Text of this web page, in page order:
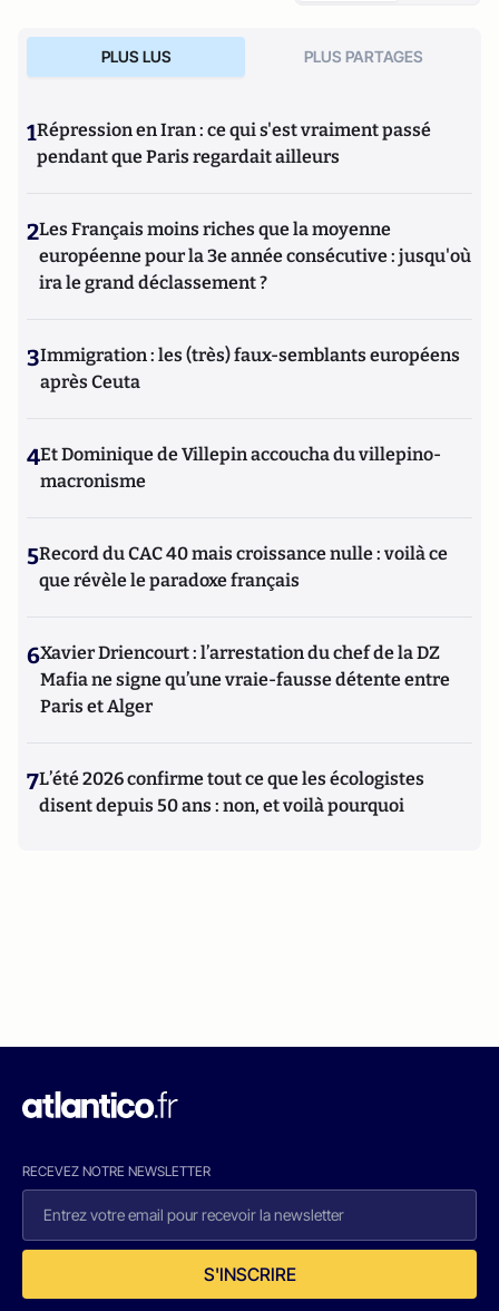
PLUS LUS PLUS PARTAGES
1Répression en Iran : ce qui s'est vraiment passé
pendant que Paris regardait ailleurs
2Les Français moins riches que la moyenne
européenne pour la 3e année consécutive : jusqu'où
ira le grand déclassement ?
3Immigration : les (très) faux-semblants européens
après Ceuta
4Et Dominique de Villepin accoucha du villepino-
macronisme
5Record du CAC 40 mais croissance nulle : voilà ce
que révèle le paradoxe français
6Xavier Driencourt : l’arrestation du chef de la DZ
Mafia ne signe qu’une vraie-fausse détente entre
Paris et Alger
7L’été 2026 confirme tout ce que les écologistes
disent depuis 50 ans : non, et voilà pourquoi
RECEVEZ NOTRE NEWSLETTER
S'INSCRIRE